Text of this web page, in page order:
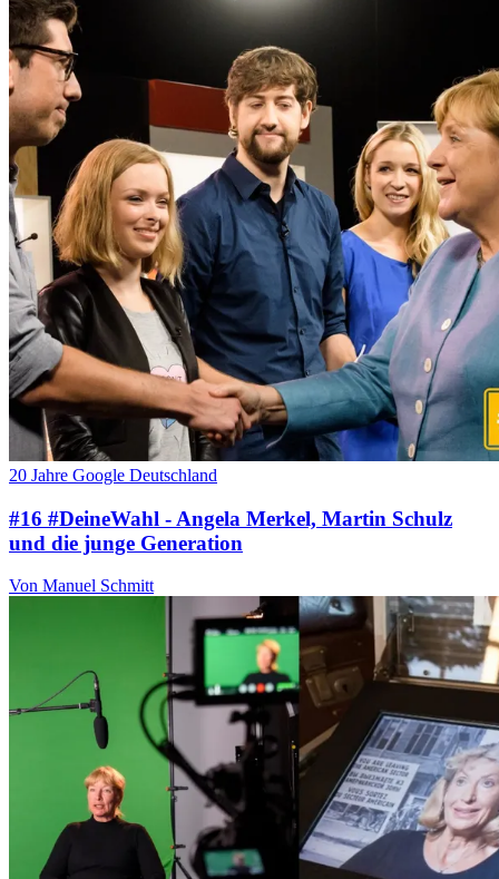
20 Jahre Google Deutschland
#16 #DeineWahl - Angela Merkel, Martin Schulz
und die junge Generation
Von Manuel Schmitt